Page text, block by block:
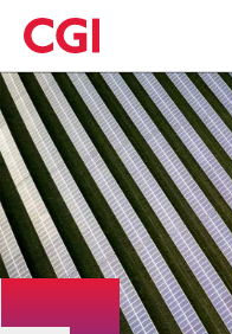
Skip
to
main
content